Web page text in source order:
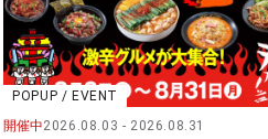
POPUP / EVENT
開催中2026.08.03 2026.08.31